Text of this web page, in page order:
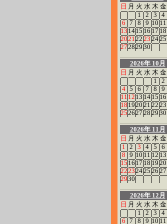
日 月 火 水 木 金
1
2 3 4
6 7 8 9 10 11
131415 16 17 18
2021 22 23 2425
272829 30
2026年 10月
日 月 火 水 木 金
1
2
4 5 6 7 8 9
11 12 13 14 15 16
181920 21 22 23
252627 28 29 30
2026年 11月
日 月 火 水 木 金
1
2 3 4 5 6
8 9 10 11 12 13
1516 17 18 19 20
22232425 26 27
2930
2026年 12月
日 月 火 水 木 金
1
2 3 4
6 7 8 9 10 11